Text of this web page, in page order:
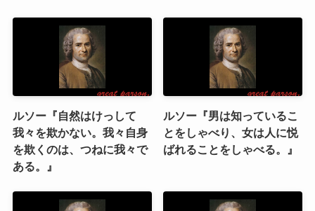
ルソー『自然はけっして
我々を欺かない。我々自身
を欺くのは、つねに我々で
ある。』
ルソー『男は知っているこ
とをしゃべり、女は人に悦
ばれることをしゃべる。』